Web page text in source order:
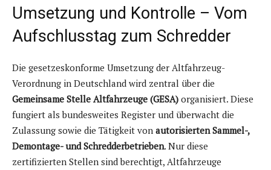
Umsetzung und Kontrolle – Vom
Aufschlusstag zum Schredder
Die gesetzeskonforme Umsetzung der Altfahrzeug-
Verordnung in Deutschland wird zentral über die
Gemeinsame Stelle Altfahrzeuge (GESA) organisiert. Diese
fungiert als bundesweites Register und überwacht die
Zulassung sowie die Tätigkeit von autorisierten Sammel-,
Demontage- und Schredderbetrieben. Nur diese
zertifizierten Stellen sind berechtigt, Altfahrzeuge